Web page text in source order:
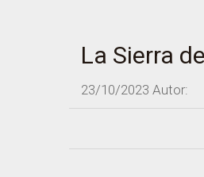
La Sierra
23/10/2023 Autor: